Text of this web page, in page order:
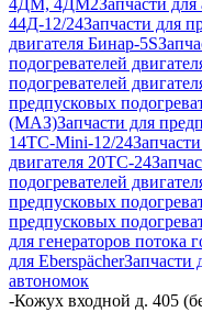
4ДМ, 4ДМ2Запчасти
44Д-12/24Запчасти для
двигателя Бинар-5S
подогревателей
подогревателей
предпусковых
(МАЗ)Запчасти для
14ТС-Mini-12/24
двигателя 20ТС-24
подогревателей
предпусковых
предпусковых
для генераторов потока
для EberspächerЗапчасти
автономок
-Кожух входной д. 405